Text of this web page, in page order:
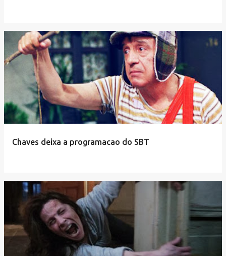
Chaves deixa a programacao do SBT